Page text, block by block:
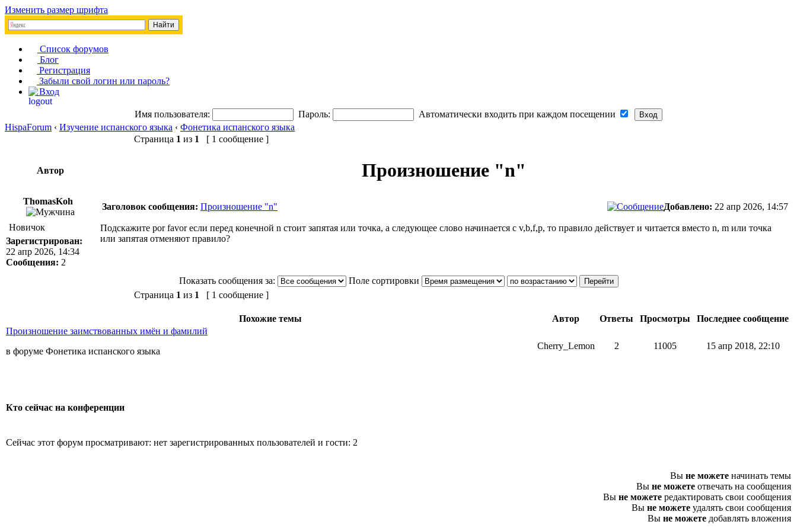
Изменить размер шрифта
Список форумов
Блог
Регистрация
Забыли свой логин или пароль?
Вход
Имя пользователя: Пароль:
Автоматически входить при каждом посещении
HispaForum ‹ Изучение испанского языка ‹ Фонетика испанского языка
Страница 1 из 1 [ 1 сообщение ]
Автор Произношение "n"
ThomasKoh
Заголовок сообщения: Произношение "n" Добавлено: 22 апр 2026, 14:57
Новичок
Зарегистрирован:
22 апр 2026, 14:34
Сообщения: 2
Подскажите por favor если перед конечной n стоит запятая или точка, а следующее слово начинается с v,b,f,p, то правило действует и читается вместо n, m или точка
или запятая отменяют правило?
Показать сообщения за:
Поле сортировки
Страница 1 из 1 [ 1 сообщение ]
Похожие темы Автор Ответы Просмотры
Последнее сообщение
Произношение заимствованных имён и фамилий
в форуме Фонетика испанского языка
Cherry_Lemon 2 11005 15 апр 2018, 22:10
Кто сейчас на конференции
Сейчас этот форум просматривают: нет зарегистрированных пользователей и гости: 2
Вы не можете начинать темы
Вы не можете отвечать на сообщения
Вы не можете редактировать свои сообщения
Вы не можете удалять свои сообщения
Вы не можете добавлять вложения